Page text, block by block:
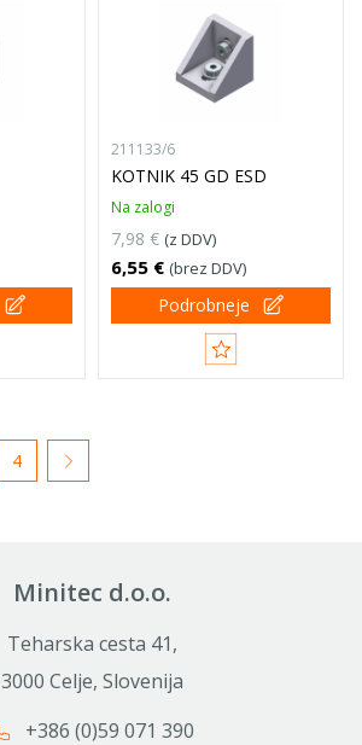
211133/6
KOTNIK 45 GD ESD
Na zalogi
7,98 € (z DDV)
6,55 € (brez DDV)
Podrobneje
4
Minitec d.o.o.
Teharska cesta 41,
3000 Celje, Slovenija
+386 (0)59 071 390